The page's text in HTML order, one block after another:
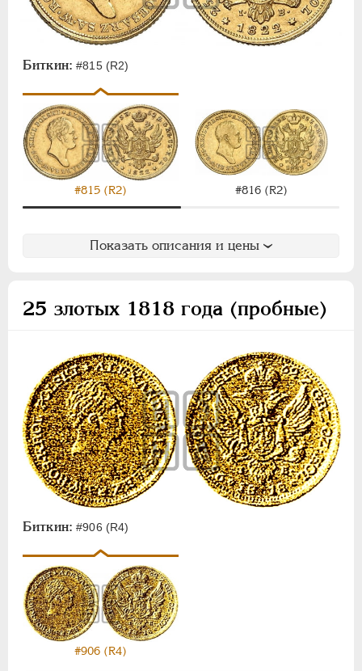
Биткин: #815 (R2)
#815 (R2) #816 (R2)
Показать описания и цены
25 злотых 1818 года (пробные)
Биткин: #906 (R4)
#906 (R4)